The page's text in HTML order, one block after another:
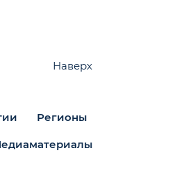
Регионы
Наверх